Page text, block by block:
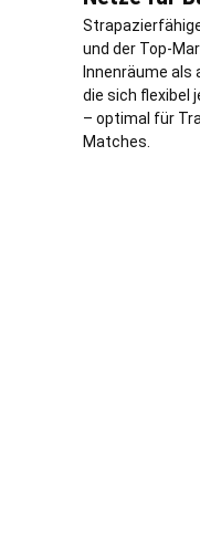
und der Top-
Innenräume als
die sich flexibel
– optimal für
Matches.